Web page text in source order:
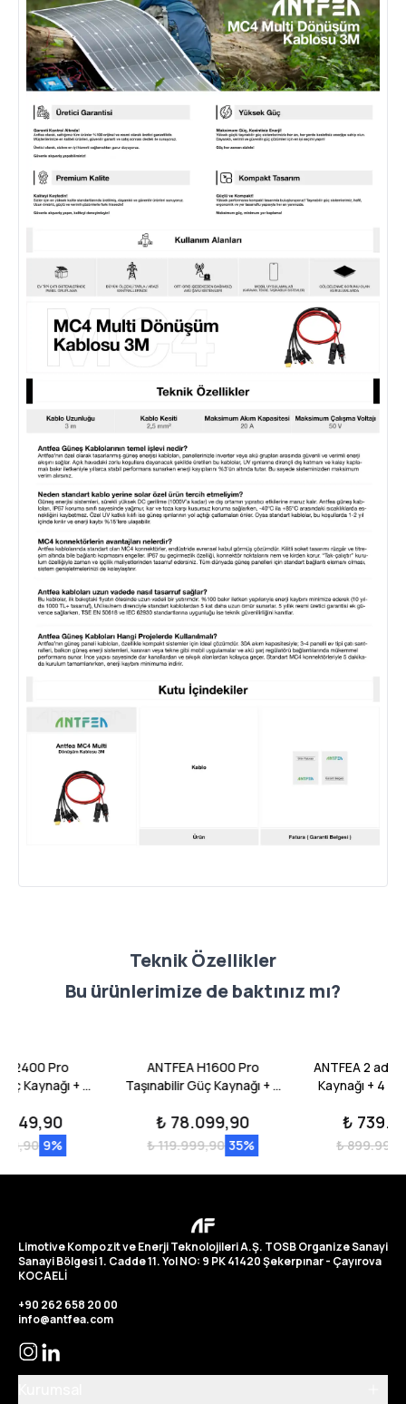
Teknik Özellikler
Bu ürünlerimize de baktınız mı?
H2400 Pro
Kaynağı + 2
[ 2.4 kW / 8
]
9%
ANTFEA H1600 Pro
Taşınabilir Güç Kaynağı + 2
Paneli + Güneş Paneli
Paralelleme Kablosu [ 1.6
kW / 1 kWh / 600 W ]
₺ 78.099,90
₺ 119.999,90 35%
ANTFEA 2
Kaynağı + 4
400W
adet H2400
+ 6 adet Paralelleme
₺
₺
Limotive Kompozit ve Enerji Teknolojileri A.Ş. TOSB Organize Sanayi
Sanayi Bölgesi 1. Cadde 11. Yol NO: 9 PK 41420 Şekerpınar - Çayırova
KOCAELİ
+90 262 658 20 00
info@antfea.com